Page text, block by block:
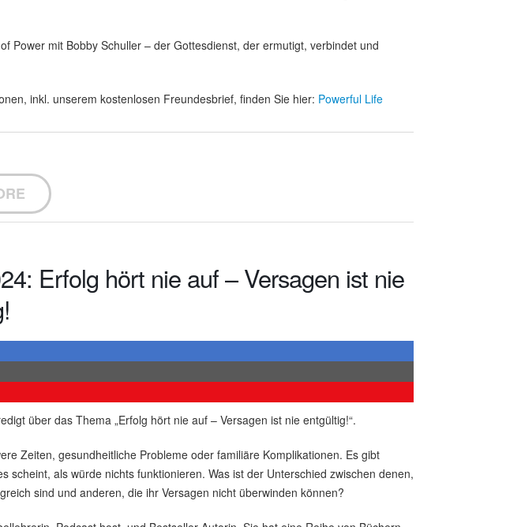
Power mit Bobby Schuller – der Gottesdienst, der ermutigt, verbindet und
inkl. unserem kostenlosen Freundesbrief, finden Sie hier: Powerful Life
Erfolg hört nie auf – Versagen ist nie
über das Thema „Erfolg hört nie auf – Versagen ist nie entgültig!“.
Zeiten, gesundheitliche Probleme oder familiäre Komplikationen. Es gibt
scheint, als würde nichts funktionieren. Was ist der Unterschied zwischen denen,
sind und anderen, die ihr Versagen nicht überwinden können?